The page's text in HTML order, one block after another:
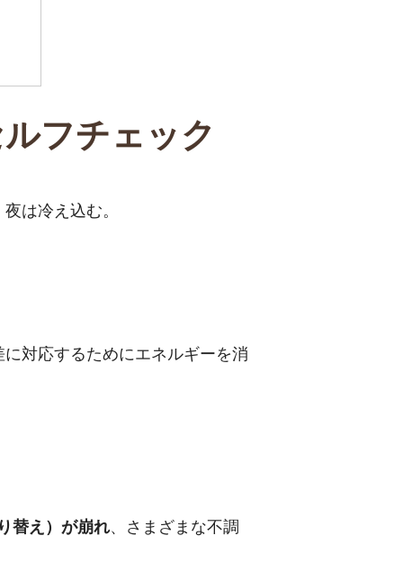
フチェック
は冷え込む。
対応するためにエネルギーを消
替え）が崩れ、さまざまな不調